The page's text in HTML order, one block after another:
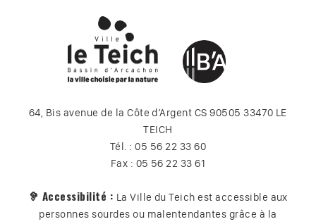
64, Bis avenue de la Côte d’Argent CS 90505 33470 LE
TEICH
Tél. : 05 56 22 33 60
Fax : 05 56 22 33 61
🦻 Accessibilité : La Ville du Teich est accessible aux
personnes sourdes ou malentendantes grâce à la